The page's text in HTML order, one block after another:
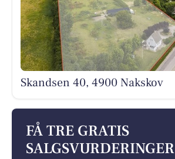
Skandsen 40, 4900 Nakskov
FÅ TRE GRATIS
SALGSVURDERINGER